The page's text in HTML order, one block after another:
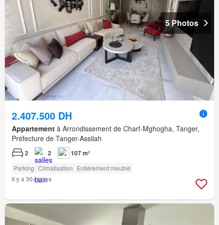
5 Photos
2.407.500 DH
Appartement à Arrondissement de Charf-Mghogha, Tanger,
Préfecture de Tanger-Assilah
2 2 107 m²
Parking Climatisation Entièrement meublé
Il y a 30+ jours